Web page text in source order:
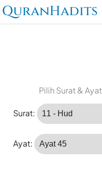
QuranHadits
Pilih Surat & Ayat
Surat:
Ayat: